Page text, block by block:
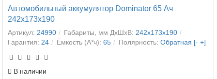
Автомобильный аккумулятор Dominator 65 Ач
242x173x190
Артикул: 24990 Габариты, мм ДхШхВ: 242x173x190
Гарантия: 24 Ёмкость (А*ч): 65 Полярность: Обратная [- +]
В наличии